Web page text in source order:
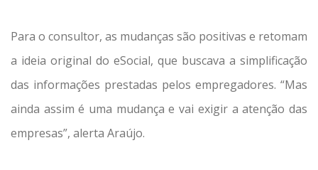
Para o consultor, as mudanças são positivas e retomam
a ideia original do eSocial, que buscava a simplificação
das informações prestadas pelos empregadores. “Mas
ainda assim é uma mudança e vai exigir a atenção das
empresas”, alerta Araújo.